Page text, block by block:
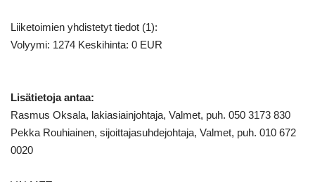
Liiketoimien yhdistetyt tiedot (1):
Volyymi: 1274 Keskihinta: 0 EUR
Lisätietoja antaa:
Rasmus Oksala, lakiasiainjohtaja, Valmet, puh. 050 3173 830
Pekka Rouhiainen, sijoittajasuhdejohtaja, Valmet, puh. 010 672
0020